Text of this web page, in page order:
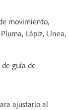
movimiento,
Lápiz, Línea,
guía de
ajustarlo al